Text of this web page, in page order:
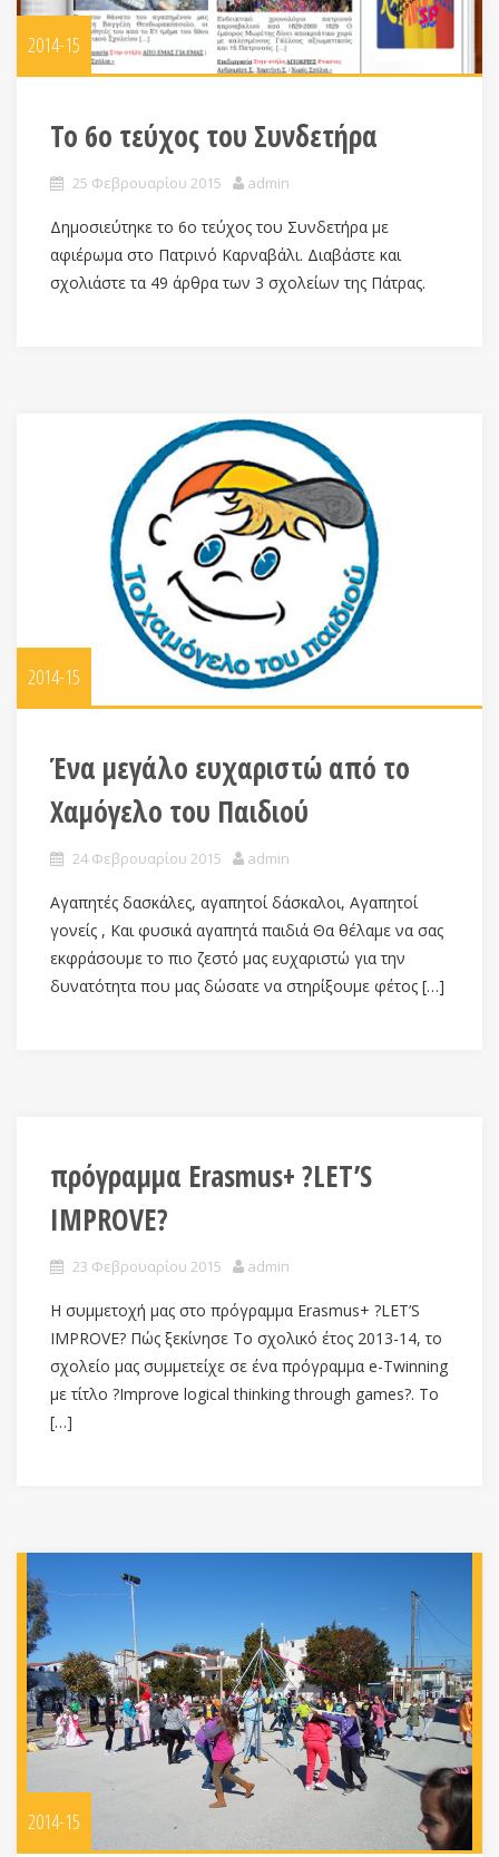
2014-15
Το 6ο τεύχος του Συνδετήρα
25 Φεβρουαρίου 2015 admin
Δημοσιεύτηκε το 6ο τεύχος του Συνδετήρα με
αφιέρωμα στο Πατρινό Καρναβάλι. Διαβάστε και
σχολιάστε τα 49 άρθρα των 3 σχολείων της Πάτρας.
2014-15
Ένα μεγάλο ευχαριστώ από το
Χαμόγελο του Παιδιού
24 Φεβρουαρίου 2015 admin
Αγαπητές δασκάλες, αγαπητοί δάσκαλοι, Αγαπητοί
γονείς , Και φυσικά αγαπητά παιδιά Θα θέλαμε να σας
εκφράσουμε το πιο ζεστό μας ευχαριστώ για την
δυνατότητα που μας δώσατε να στηρίξουμε φέτος […]
πρόγραμμα Erasmus+ ?LET’S
IMPROVE?
23 Φεβρουαρίου 2015 admin
Η συμμετοχή μας στο πρόγραμμα Erasmus+ ?LET’S
IMPROVE? Πώς ξεκίνησε Το σχολικό έτος 2013-14, το
σχολείο μας συμμετείχε σε ένα πρόγραμμα e-Twinning
με τίτλο ?Improve logical thinking through games?. Το
[…]
2014-15